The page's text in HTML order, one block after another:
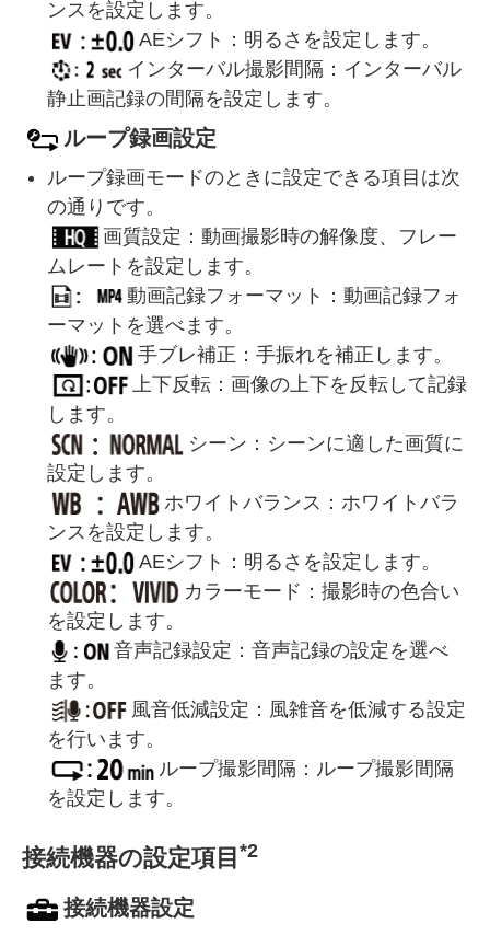
ンスを設定します。
AEシフト：明るさを設定します。
インターバル撮影間隔：インターバル
静止画記録の間隔を設定します。
ループ録画設定
ループ録画モードのときに設定できる項目は次
の通りです。
画質設定：動画撮影時の解像度、フレー
ムレートを設定します。
動画記録フォーマット：動画記録フォ
ーマットを選べます。
手ブレ補正：手振れを補正します。
上下反転：画像の上下を反転して記録
します。
シーン：シーンに適した画質に
設定します。
ホワイトバランス：ホワイトバラ
ンスを設定します。
AEシフト：明るさを設定します。
カラーモード：撮影時の色合い
を設定します。
音声記録設定：音声記録の設定を選べ
ます。
風音低減設定：風雑音を低減する設定
を行います。
ループ撮影間隔：ループ撮影間隔
を設定します。
接続機器の設定項目 *2
接続機器設定